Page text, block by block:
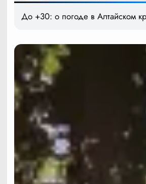
До +30: о погоде в Алтайском